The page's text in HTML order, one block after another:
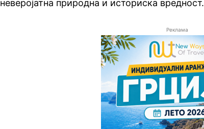
неверојатна природна и историска вредност.
Реклама